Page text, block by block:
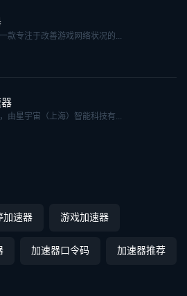
款专注于改善游戏网络状况的...
由星宇宙（上海）智能科技有...
加速器 游戏加速器
加速器口令码 加速器推荐